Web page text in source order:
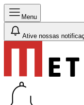
Menu
Ative nossas